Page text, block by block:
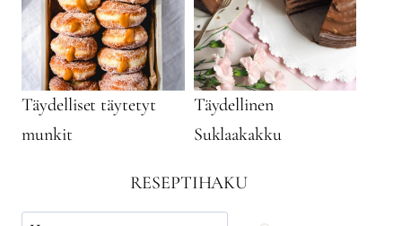
Täydelliset täytetyt
munkit
Täydellinen
Suklaakakku
RESEPTIHAKU
Käytä